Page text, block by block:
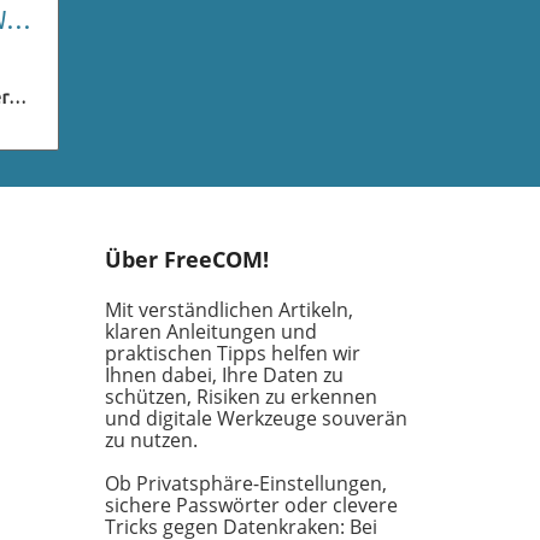
Über FreeCOM!
Mit verständlichen Artikeln,
klaren Anleitungen und
praktischen Tipps helfen wir
Ihnen dabei, Ihre Daten zu
schützen, Risiken zu erkennen
und digitale Werkzeuge souverän
zu nutzen.
Ob Privatsphäre-Einstellungen,
sichere Passwörter oder clevere
Tricks gegen Datenkraken: Bei